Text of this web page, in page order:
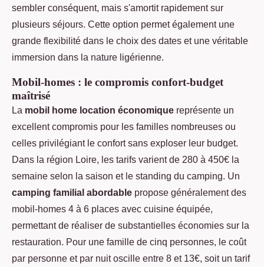
sembler conséquent, mais s'amortit rapidement sur
plusieurs séjours. Cette option permet également une
grande flexibilité dans le choix des dates et une véritable
immersion dans la nature ligérienne.
Mobil-homes : le compromis confort-budget
maîtrisé
La mobil home location économique représente un
excellent compromis pour les familles nombreuses ou
celles privilégiant le confort sans exploser leur budget.
Dans la région Loire, les tarifs varient de 280 à 450€ la
semaine selon la saison et le standing du camping. Un
camping familial abordable propose généralement des
mobil-homes 4 à 6 places avec cuisine équipée,
permettant de réaliser de substantielles économies sur la
restauration. Pour une famille de cinq personnes, le coût
par personne et par nuit oscille entre 8 et 13€, soit un tarif